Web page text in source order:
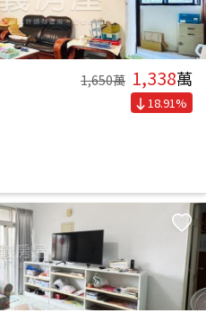
1,650萬 1,338萬
18.91%